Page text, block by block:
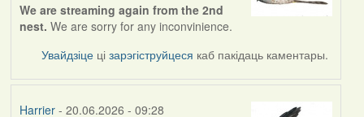
We are streaming again from the 2nd
nest. We are sorry for any inconvinience.
Увайдзіце цізарэгіструйцеся каб пакідаць каментары.
Harrier- 20.06.2026 - 09:28